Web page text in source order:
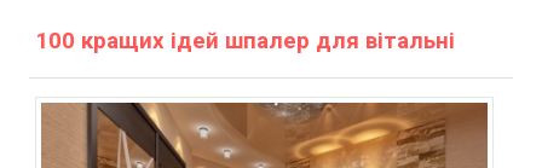
100 кращих ідей шпалер для вітальні